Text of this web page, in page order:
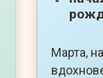
Марта,